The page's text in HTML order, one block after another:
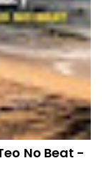
No Beat -